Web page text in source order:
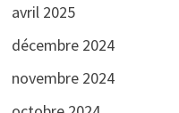
avril 2025
décembre 2024
novembre 2024